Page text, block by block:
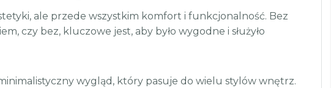
ale przede wszystkim komfort i funkcjonalność. Bez
czy bez, kluczowe jest, aby było wygodne i służyło
wygląd, który pasuje do wielu stylów wnętrz.